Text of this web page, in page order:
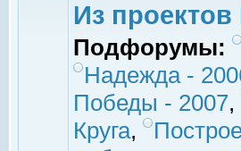
Из проектов
Подфорумы:
Надежда -
Победы - 2007,
Круга,